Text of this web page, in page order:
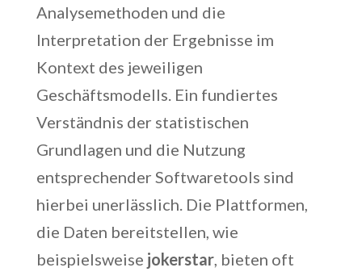
Analysemethoden und die
Interpretation der Ergebnisse im
Kontext des jeweiligen
Geschäftsmodells. Ein fundiertes
Verständnis der statistischen
Grundlagen und die Nutzung
entsprechender Softwaretools sind
hierbei unerlässlich. Die Plattformen,
die Daten bereitstellen, wie
beispielsweise jokerstar, bieten oft